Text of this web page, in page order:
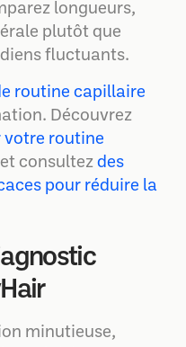
longueurs,
plutôt que
fluctuants.
routine capillaire
Découvrez
routine
et consultez des
pour réduire la
minutieuse,